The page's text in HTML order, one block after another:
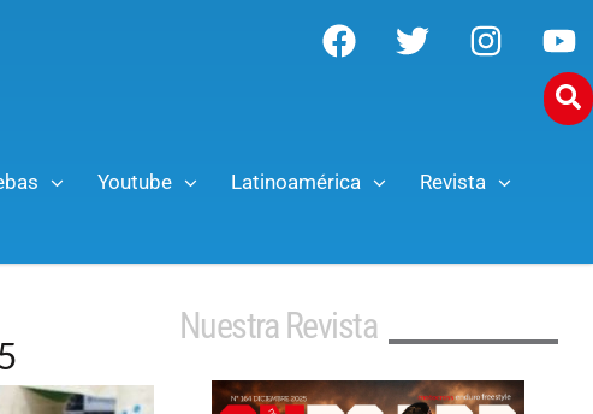
Youtube Latinoamérica Revista
Nuestra Revista